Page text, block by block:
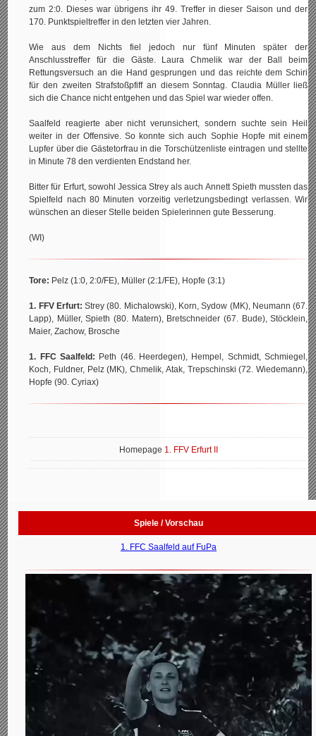
zum 2:0. Dieses war übrigens ihr 49. Treffer in dieser Saison und der
170. Punktspieltreffer in den letzten vier Jahren.
Wie aus dem Nichts fiel jedoch nur fünf Minuten später der
Anschlusstreffer für die Gäste. Laura Chmelik war der Ball beim
Rettungsversuch an die Hand gesprungen und das reichte dem Schiri
für den zweiten Strafstoßpfiff an diesem Sonntag. Claudia Müller ließ
sich die Chance nicht entgehen und das Spiel war wieder offen.
Saalfeld reagierte aber nicht verunsichert, sondern suchte sein Heil
weiter in der Offensive. So konnte sich auch Sophie Hopfe mit einem
Lupfer über die Gästetorfrau in die Torschützenliste eintragen und stellte
in Minute 78 den verdienten Endstand her.
Bitter für Erfurt, sowohl Jessica Strey als auch Annett Spieth mussten das
Spielfeld nach 80 Minuten vorzeitig verletzungsbedingt verlassen. Wir
wünschen an dieser Stelle beiden Spielerinnen gute Besserung.
(WI)
Tore: Pelz (1:0, 2:0/FE), Müller (2:1/FE), Hopfe (3:1)
1. FFV Erfurt: Strey (80. Michalowski), Korn, Sydow (MK), Neumann (67.
Lapp), Müller, Spieth (80. Matern), Bretschneider (67. Bude), Stöcklein,
Maier, Zachow, Brosche
1. FFC Saalfeld: Peth (46. Heerdegen), Hempel, Schmidt, Schmiegel,
Koch, Fuldner, Pelz (MK), Chmelik, Atak, Trepschinski (72. Wiedemann),
Hopfe (90. Cyriax)
Homepage 1. FFV Erfurt II
Spiele / Vorschau
1. FFC Saalfeld auf FuPa